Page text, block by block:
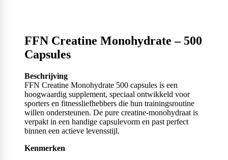
FFN Creatine Monohydrate – 500
Capsules
Beschrijving
FFN Creatine Monohydrate 500 capsules is een
hoogwaardig supplement, speciaal ontwikkeld voor
sporters en fitnessliefhebbers die hun trainingsroutine
willen ondersteunen. De pure creatine-monohydraat is
verpakt in een handige capsulevorm en past perfect
binnen een actieve levensstijl.
Kenmerken